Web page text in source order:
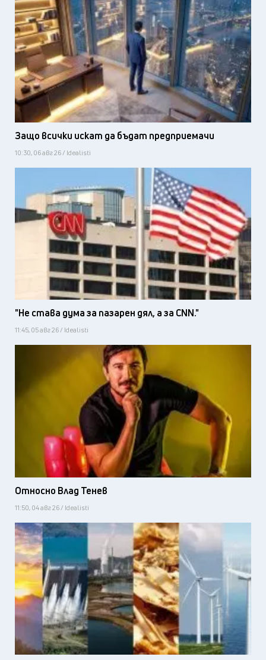
Защо всички искат да бъдат предприемачи
10:30, 06 авг 26 / Idealisti
"Не става дума за пазарен дял, а за CNN."
11:45, 05 авг 26 / Idealisti
Относно Влад Тенев
11:50, 04 авг 26 / Idealisti